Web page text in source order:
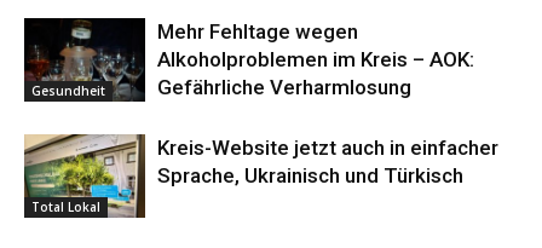
Gesundheit
Mehr Fehltage wegen
Alkoholproblemen im Kreis – AOK:
Gefährliche Verharmlosung
Total Lokal
Kreis-Website jetzt auch in einfacher
Sprache, Ukrainisch und Türkisch